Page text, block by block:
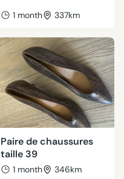
1 month 337km
Paire de chaussures
taille 39
1 month 346km